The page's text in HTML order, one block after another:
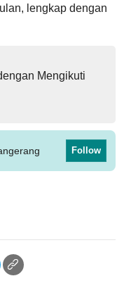
lengkap dengan
Mengikuti
Follow